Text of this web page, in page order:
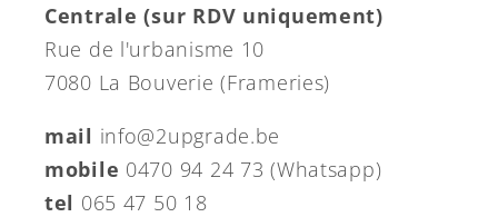
Centrale (sur RDV uniquement)
Rue de l'urbanisme 10
7080 La Bouverie (Frameries)
mail info@2upgrade.be
mobile 0470 94 24 73 (Whatsapp)
tel 065 47 50 18